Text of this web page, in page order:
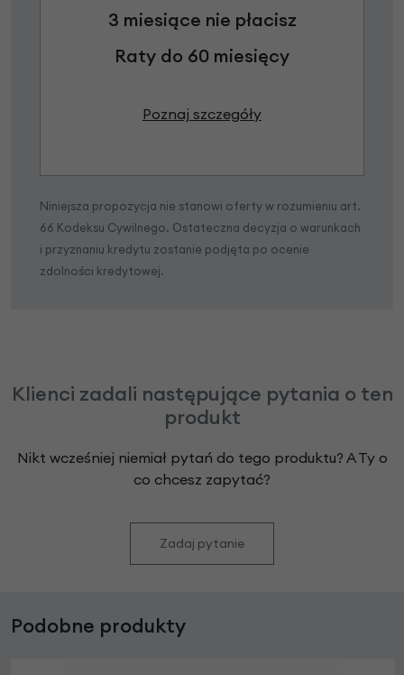
3 miesiące nie płacisz
Raty do 60 miesięcy
Poznaj szczegóły
Niniejsza propozycja nie stanowi oferty w rozumieniu art.
66 Kodeksu Cywilnego. Ostateczna decyzja o warunkach
i przyznaniu kredytu zostanie podjęta po ocenie
zdolności kredytowej.
Klienci zadali następujące pytania o ten
produkt
Nikt wcześniej niemiał pytań do tego produktu? A Ty o
co chcesz zapytać?
Zadaj pytanie
Podobne produkty